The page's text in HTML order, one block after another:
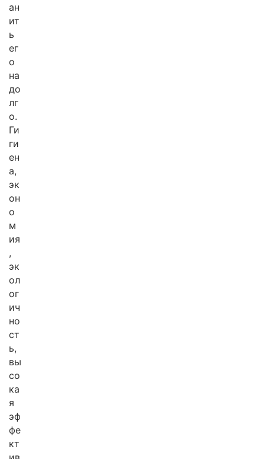
ан
ит
ь
ег
о
на
до
лг
о.
Ги
ги
ен
а,
эк
он
о
м
ия
,
эк
ол
ог
ич
но
ст
ь,
вы
со
ка
я
эф
фе
кт